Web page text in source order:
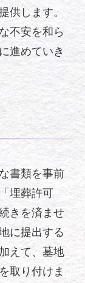
供します。
不安を和ら
進めていき
書類を事前
埋葬許可
きを済ませ
に提出する
えて、墓地
取り付けま